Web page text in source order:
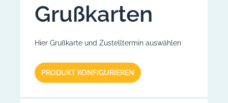
Grußkarten
Hier Grußkarte und Zustelltermin auswählen
PRODUKT KONFIGURIEREN